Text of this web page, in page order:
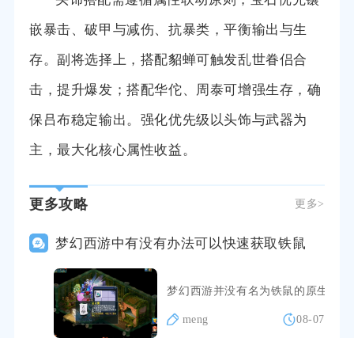
嵌暴击、破甲与减伤、抗暴类，平衡输出与生
存。副将选择上，搭配貂蝉可触发乱世眷侣合
击，提升爆发；搭配华佗、周泰可增强生存，确
保吕布稳定输出。强化优先级以头饰与武器为
主，最大化核心属性收益。
更多攻略 更多>
梦幻西游中有没有办法可以快速获取铁鼠
梦幻西游并没有名为铁鼠的原生召
meng 08-07